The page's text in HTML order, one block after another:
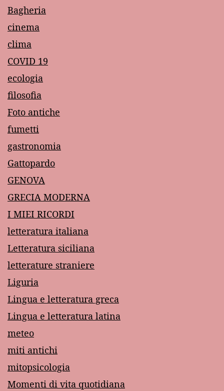
Bagheria
cinema
clima
COVID 19
ecologia
filosofia
Foto antiche
fumetti
gastronomia
Gattopardo
GENOVA
GRECIA MODERNA
I MIEI RICORDI
letteratura italiana
Letteratura siciliana
letterature straniere
Liguria
Lingua e letteratura greca
Lingua e letteratura latina
meteo
miti antichi
mitopsicologia
Momenti di vita quotidiana